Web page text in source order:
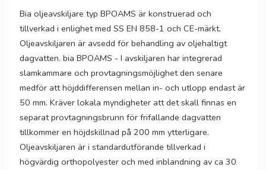
Bia oljeavskiljare typ BPOAMS är konstruerad och
tillverkad i enlighet med SS EN 858-1 och CE-märkt.
Oljeavskiljaren är avsedd för behandling av oljehaltigt
dagvatten. bia BPOAMS - I avskiljaren har integrerad
slamkammare och provtagningsmöjlighet den senare
medför att höjddifferensen mellan in- och utlopp endast är
50 mm. Kräver lokala myndigheter att det skall finnas en
separat provtagningsbrunn för frifallande dagvatten
tillkommer en höjdskillnad på 200 mm ytterligare.
Oljeavskiljaren är i standardutförande tillverkad i
högvärdig orthopolyester och med inblandning av ca 30